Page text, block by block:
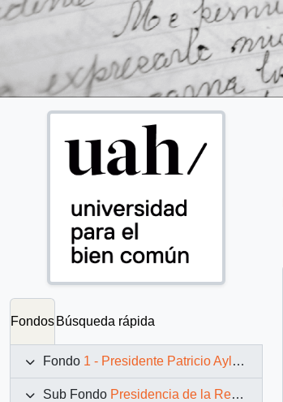
Fondos Búsqueda rápida
Fondo 1 - Presidente Patricio Aylwin Azócar (1990-1994)
Sub Fondo Presidencia de la República (11 marzo 1990 – 11 marzo 1994)